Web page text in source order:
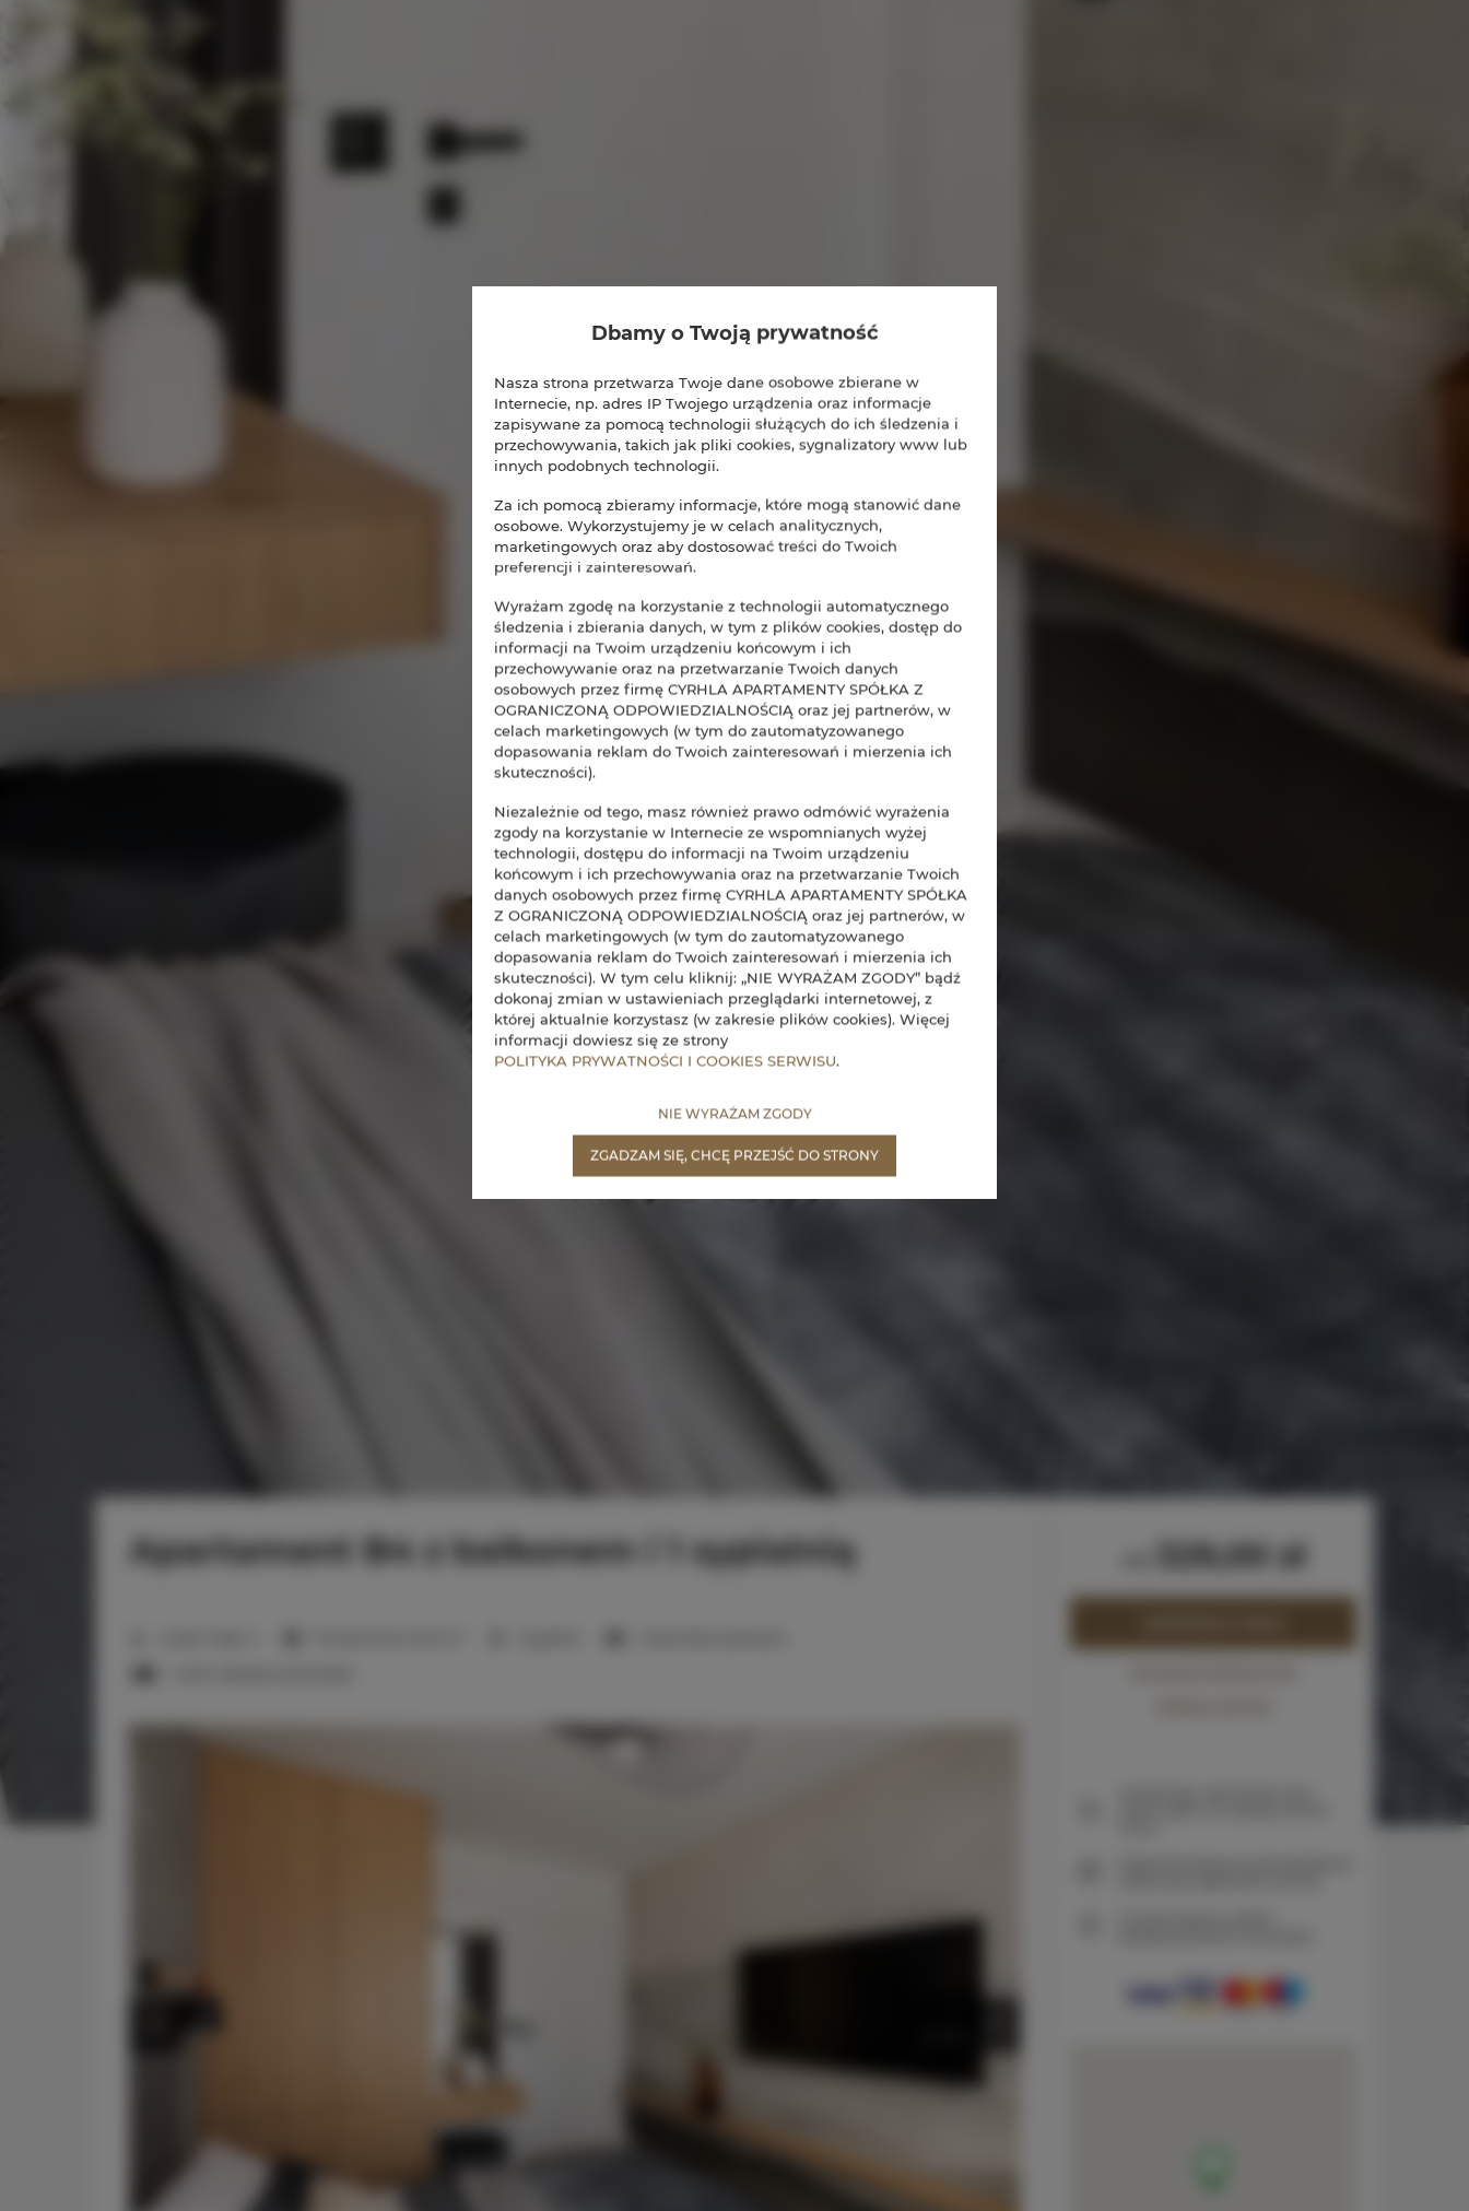
Apartament B4 z balkonem i 1 sypialnią 329,00 zł
Dbamy o Twoją prywatność
Nasza strona przetwarza Twoje dane osobowe zbierane w
Internecie, np. adres IP Twojego urządzenia oraz informacje
zapisywane za pomocą technologii służących do ich śledzenia i
przechowywania, takich jak pliki cookies, sygnalizatory www lub
innych podobnych technologii.
Za ich pomocą zbieramy informacje, które mogą stanowić dane
osobowe. Wykorzystujemy je w celach analitycznych,
marketingowych oraz aby dostosować treści do Twoich
preferencji i zainteresowań.
Wyrażam zgodę na korzystanie z technologii automatycznego
śledzenia i zbierania danych, w tym z plików cookies, dostęp do
informacji na Twoim urządzeniu końcowym i ich
przechowywanie oraz na przetwarzanie Twoich danych
osobowych przez firmę CYRHLA APARTAMENTY SPÓŁKA Z
OGRANICZONĄ ODPOWIEDZIALNOŚCIĄ oraz jej partnerów, w
celach marketingowych (w tym do zautomatyzowanego
dopasowania reklam do Twoich zainteresowań i mierzenia ich
skuteczności).
Niezależnie od tego, masz również prawo odmówić wyrażenia
zgody na korzystanie w Internecie ze wspomnianych wyżej
technologii, dostępu do informacji na Twoim urządzeniu
końcowym i ich przechowywania oraz na przetwarzanie Twoich
danych osobowych przez firmę CYRHLA APARTAMENTY SPÓŁKA
Z OGRANICZONĄ ODPOWIEDZIALNOŚCIĄ oraz jej partnerów, w
celach marketingowych (w tym do zautomatyzowanego
dopasowania reklam do Twoich zainteresowań i mierzenia ich
skuteczności). W tym celu kliknij: „NIE WYRAŻAM ZGODY” bądź
dokonaj zmian w ustawieniach przeglądarki internetowej, z
której aktualnie korzystasz (w zakresie plików cookies). Więcej
informacji dowiesz się ze strony
POLITYKA PRYWATNOŚCI I COOKIES SERWISU.
NIE WYRAŻAM ZGODY
ZGADZAM SIĘ, CHCĘ PRZEJŚĆ DO STRONY